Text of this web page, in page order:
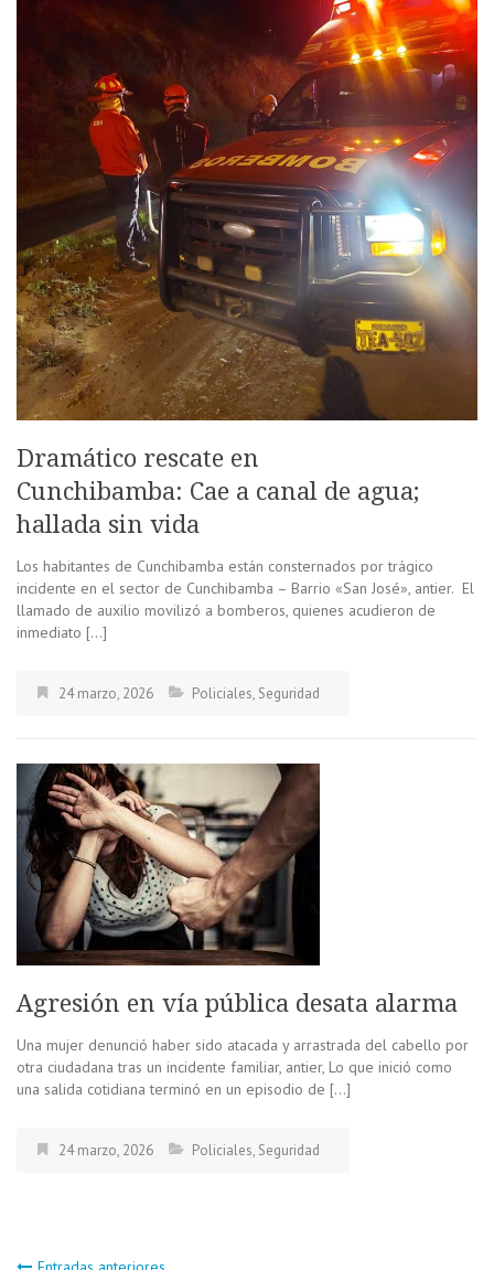
Dramático rescate en
Cunchibamba: Cae a canal de agua;
hallada sin vida
Los habitantes de Cunchibamba están consternados por trágico
incidente en el sector de Cunchibamba – Barrio «San José», antier. El
llamado de auxilio movilizó a bomberos, quienes acudieron de
inmediato […]
24 marzo, 2026 Policiales, Seguridad
Agresión en vía pública desata alarma
Una mujer denunció haber sido atacada y arrastrada del cabello por
otra ciudadana tras un incidente familiar, antier, Lo que inició como
una salida cotidiana terminó en un episodio de […]
24 marzo, 2026 Policiales, Seguridad